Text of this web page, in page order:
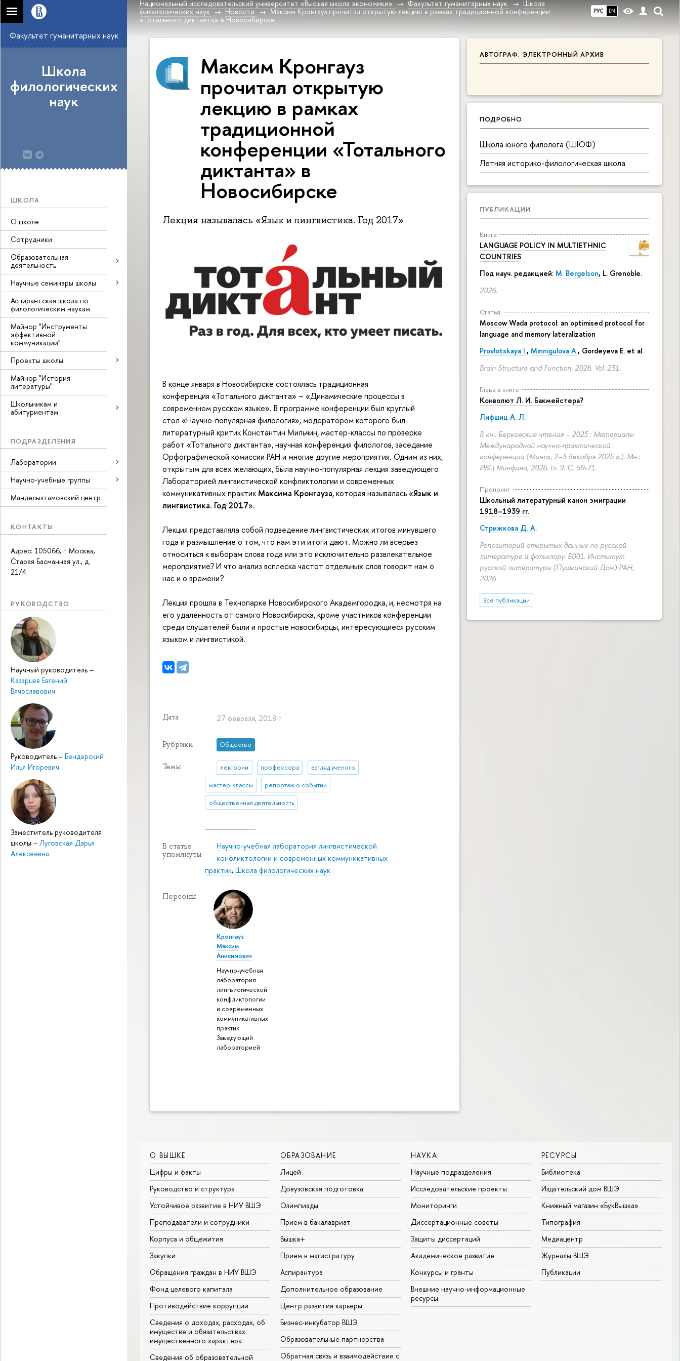
РУС EN
Национальный исследовательский университет «Высшая школа экономики» Факультет гуманитарных наук
Школа
филологических наук
Новости
Максим Кронгауз прочитал открытую лекцию в рамках традиционной конференции
«Тотального диктанта» в Новосибирске
Факультет гуманитарных наук
Школа
филологических
наук
ШКОЛА
О школе
Сотрудники
Образовательная
деятельность
Научные семинары школы
Аспирантская школа по
филологическим наукам
Майнор "Инструменты
эффективной
коммуникации"
Проекты школы
Майнор "История
литературы"
Школьникам и
абитуриентам
ПОДРАЗДЕЛЕНИЯ
Лаборатории
Научно-учебные группы
Мандельштамовский центр
КОНТАКТЫ
Адрес: 105066, г. Москва,
Старая Басманная ул., д.
21/4
РУКОВОДСТВО
Научный руководитель –
Казарцев Евгений
Вячеславович
Руководитель – Бендерский
Илья Игоревич
Заместитель руководителя
школы – Луговская Дарья
Алексеевна
АВТОГРАФ. ЭЛЕКТРОННЫЙ АРХИВ
ПОДРОБНО
Школа юного филолога (ШЮФ)
Летняя историко-филологическая школа
ПУБЛИКАЦИИ
Книга
LANGUAGE POLICY IN MULTIETHNIC
COUNTRIES
Под науч. редакцией: M. Bergelson, L. Grenoble.
2026.
Статья
Moscow Wada protocol: an optimised protocol for
language and memory lateralization
Provlotskaya I., Minnigulova A., Gordeyeva E. et al.
Brain Structure and Function. 2026. Vol. 231.
Глава в книге
Конволют Л. И. Бакмейстера?
Лифшиц А. Л.
В кн.: Берковские чтения – 2025 : Материалы
Международной научно-практической
конференции (Минск, 2–3 декабря 2025 г.). Мн.:
ИВЦ Минфина, 2026. Гл. 9. С. 59-71.
Препринт
Школьный литературный канон эмиграции
1918–1939 гг.
Стрижкова Д. А.
Репозиторий открытых данных по русской
литературе и фольклору. B001. Институт
русской литературы (Пушкинский Дом) РАН,
2026
Все публикации
Максим Кронгауз
прочитал открытую
лекцию в рамках
традиционной
конференции «Тотального
диктанта» в
Новосибирске
Лекция называлась «Язык и лингвистика. Год 2017»
В конце января в Новосибирске состоялась традиционная
конференция «Тотального диктанта» – «Динамические процессы в
современном русском языке». В программе конференции был круглый
стол «Научно-популярная филология», модератором которого был
литературный критик Константин Мильчин, мастер-классы по проверке
работ «Тотального диктанта», научная конференция филологов, заседание
Орфографической комиссии РАН и многие другие мероприятия. Одним из них,
открытым для всех желающих, была научно-популярная лекция заведующего
Лабораторией лингвистической конфликтологии и современных
коммуникативных практикМаксима Кронгауза, которая называлась «Язык и
лингвистика. Год 2017».
Лекция представляла собой подведение лингвистических итогов минувшего
года и размышление о том, что намэти итоги дают. Можно ли всерьез
относиться к выборам слова года или это исключительно развлекательное
мероприятие? И что анализ всплеска частот отдельных слов говорит нам о
нас и о времени?
Лекция прошла в Технопарке Новосибирского Академгородка, и, несмотря на
его удалённость от самого Новосибирска, кроме участников конференции
среди слушателей были и простые новосибирцы, интересующиеся русским
языком и лингвистикой.
Дата 27 февраля, 2018 г.
Рубрики Общество
Темы лектории профессора взгляд ученого
мастер-классы репортаж о событии
общественная деятельность
В статье
упомянуты
Научно-учебная лаборатория лингвистической
конфликтологии и современных коммуникативных
практик,Школа филологических наук
Персоны
Кронгауз
Максим
Анисимович
Научно-учебная
лаборатория
лингвистической
конфликтологии
и современных
коммуникативных
практик:
Заведующий
лабораторией
О ВЫШКЕ
Цифры и факты
Руководство и структура
Устойчивое развитие в НИУ ВШЭ
Преподаватели и сотрудники
Корпуса и общежития
Закупки
Обращения граждан в НИУ ВШЭ
Фонд целевого капитала
Противодействие коррупции
Сведения о доходах, расходах, об
имуществе и обязательствах
имущественного характера
Сведения об образовательной
ОБРАЗОВАНИЕ
Лицей
Довузовская подготовка
Олимпиады
Прием в бакалавриат
Вышка+
Прием в магистратуру
Аспирантура
Дополнительное образование
Центр развития карьеры
Бизнес-инкубатор ВШЭ
Образовательные партнерства
Обратная связь и взаимодействие с
НАУКА
Научные подразделения
Исследовательские проекты
Мониторинги
Диссертационные советы
Защиты диссертаций
Академическое развитие
Конкурсы и гранты
Внешние научно-информационные
ресурсы
РЕСУРСЫ
Библиотека
Издательский дом ВШЭ
Книжный магазин «БукВышка»
Типография
Медиацентр
Журналы ВШЭ
Публикации